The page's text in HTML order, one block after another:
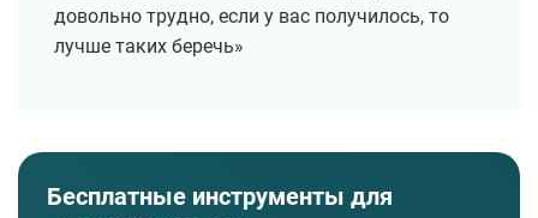
довольно трудно, если у вас получилось, то
лучше таких беречь»
Бесплатные инструменты для